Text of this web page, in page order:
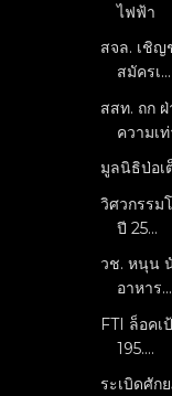
ไฟฟ้า
สจล. เชิ
สมัครเ...
สสท. ถก
ความเท่
มูลนิธิป่อเ
วิศวกรรม
ปี 25...
วช. หนุน
อาหาร...
FTI ล็อค
195....
ระเบิดศัก